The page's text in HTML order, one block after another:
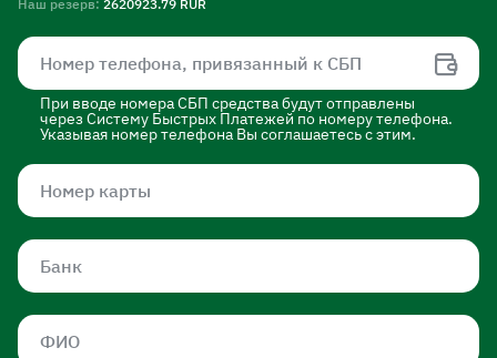
Наш резерв: 2620923.79 RUR
При вводе номера СБП средства будут отправлены
через Систему Быстрых Платежей по номеру телефона.
Указывая номер телефона Вы соглашаетесь с этим.